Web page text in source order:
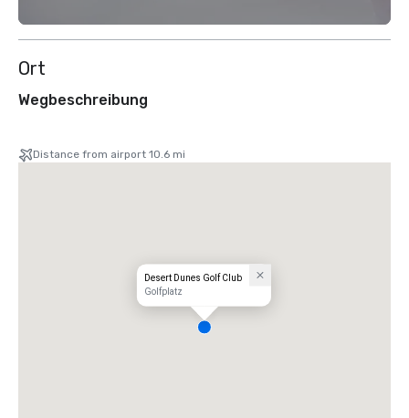
Ort
Wegbeschreibung
Distance from airport 10.6 mi
Desert Dunes Golf Club
Golfplatz